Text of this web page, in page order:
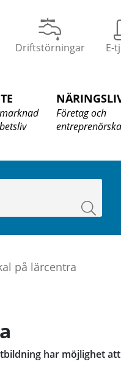
Driftstörningar E-
Företag och
Sök
på lärcentra
har möjlighet